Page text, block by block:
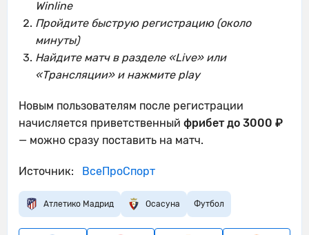
Winline
Пройдите быструю регистрацию (около
минуты)
Найдите матч в разделе «Live» или
«Трансляции» и нажмите play
Новым пользователям после регистрации
начисляется приветственный фрибет до 3000 ₽
— можно сразу поставить на матч.
Источник: ВсеПроСпорт
Атлетико Мадрид Осасуна Футбол